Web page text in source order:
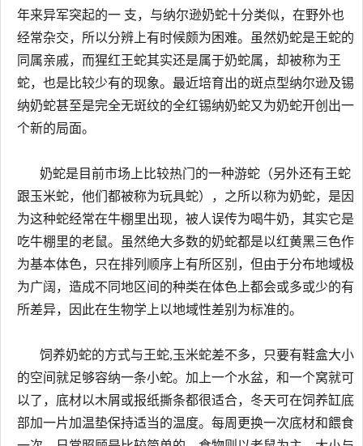
年来异军突起的一 支，与纳尔逊奶蛇十分类似，在野外也
经常杂交，所以分辨上有时候颇为困难。虽然奶蛇是王蛇的
同属亲戚，而猩红王蛇其实还是属于奶蛇属，却被称为王
蛇，也是比较少有的现象。最近培育出的斑点型纳尔逊及锡
纳奶蛇甚至是完全无斑纹的全红锡纳奶蛇又为奶蛇开创出一
个新的局面。
奶蛇是目前市场上比较热门的一种游蛇（另外还有王蛇
跟玉米蛇，他们都被称为玩具蛇），之所以称为奶蛇，是因
为这种蛇经常在牛棚里出现，被人误传为喝牛奶，其实它是
吃牛棚里的老鼠。虽然绝大多数的奶蛇都是以红黄黑三色作
为基本体色，只在排列顺序上有所区别，但由于分布地域极
为广阔，造成不同地区间的种类在体色上都会或多或少的有
所差异，因此在生物学上以地域性差别为标准的。
饲养奶蛇的方式与王蛇,玉米蛇差不多，只要有鞋盒大小
的空间就足够容纳一条小蛇。加上一个水盆，和一个窝就可
以了，底材以木屑或报纸撕条都很适合，冬天可在饲养缸底
部加一片加温垫保持适当的温度。每周更换一次底材和餵食